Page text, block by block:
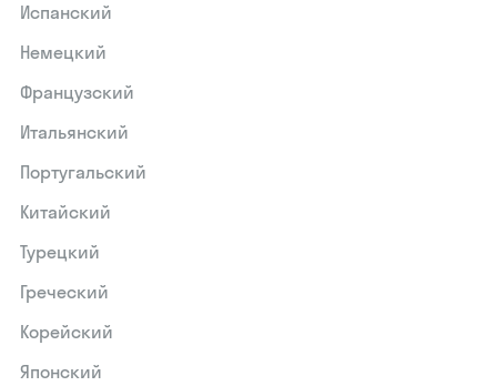
Испанский
Немецкий
Французский
Итальянский
Португальский
Китайский
Турецкий
Греческий
Корейский
Японский